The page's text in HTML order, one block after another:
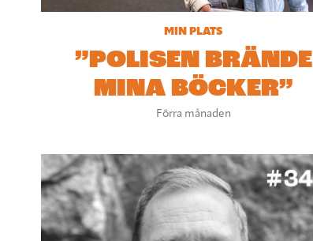
MIN PLATS
”POLISEN BRÄNDE
MINA BÖCKER”
Förra månaden